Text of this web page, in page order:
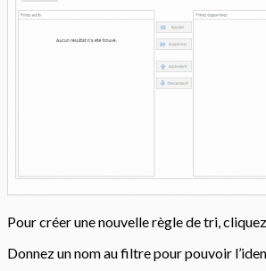
Pour créer une nouvelle règle de tri,
Donnez un nom au filtre pour pouvoir